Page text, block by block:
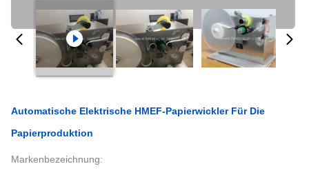
Automatische Elektrische HMEF-Papierwickler Für Die
Papierproduktion
Markenbezeichnung: